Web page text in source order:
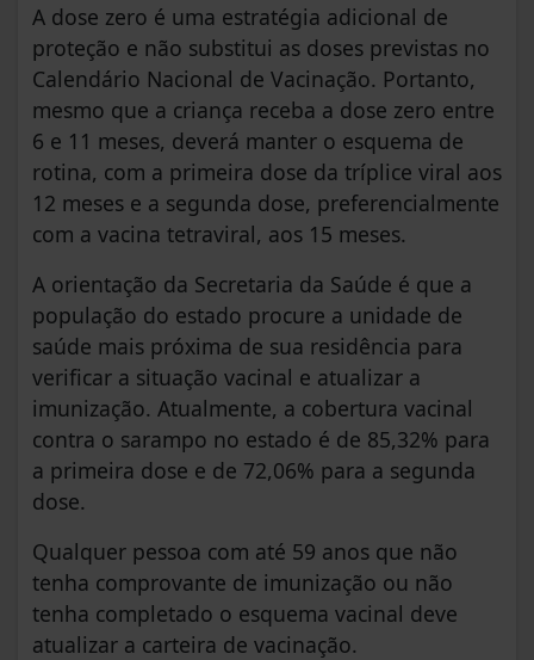
A dose zero é uma estratégia adicional de
proteção e não substitui as doses previstas no
Calendário Nacional de Vacinação. Portanto,
mesmo que a criança receba a dose zero entre
6 e 11 meses, deverá manter o esquema de
rotina, com a primeira dose da tríplice viral aos
12 meses e a segunda dose, preferencialmente
com a vacina tetraviral, aos 15 meses.
A orientação da Secretaria da Saúde é que a
população do estado procure a unidade de
saúde mais próxima de sua residência para
verificar a situação vacinal e atualizar a
imunização. Atualmente, a cobertura vacinal
contra o sarampo no estado é de 85,32% para
a primeira dose e de 72,06% para a segunda
dose.
Qualquer pessoa com até 59 anos que não
tenha comprovante de imunização ou não
tenha completado o esquema vacinal deve
atualizar a carteira de vacinação.